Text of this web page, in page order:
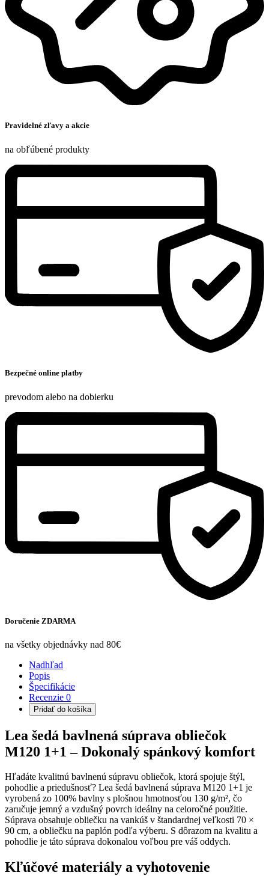
Pravidelné zľavy a akcie
na obľúbené produkty
Bezpečné online platby
prevodom alebo na dobierku
Doručenie ZDARMA
na všetky objednávky nad 80€
Nadhľad
Popis
Špecifikácie
Recenzie 0
Pridať do košíka
Lea šedá bavlnená súprava obliečok
M120 1+1 – Dokonalý spánkový komfort
Hľadáte kvalitnú bavlnenú súpravu obliečok, ktorá spojuje štýl,
pohodlie a priedušnosť? Lea šedá bavlnená súprava M120 1+1 je
vyrobená zo 100% bavlny s plošnou hmotnosťou 130 g/m², čo
zaručuje jemný a vzdušný povrch ideálny na celoročné použitie.
Súprava obsahuje obliečku na vankúš v štandardnej veľkosti 70 ×
90 cm, a obliečku na paplón podľa výberu. S dôrazom na kvalitu a
pohodlie je táto súprava dokonalou voľbou pre váš oddych.
Kľúčové materiály a vyhotovenie